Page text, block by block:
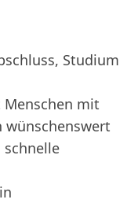
Studium
mit
wünschenswert
schnelle